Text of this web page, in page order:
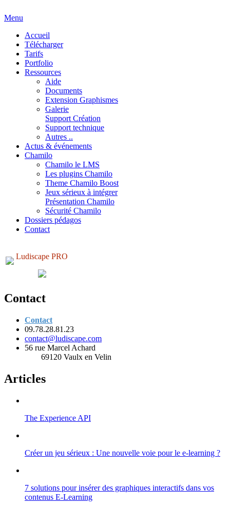
Menu
Accueil
Télécharger
Tarifs
Portfolio
Ressources
Aide
Documents
Extension Graphismes
Galerie
Support Création
Support technique
Autres ..
Actus & événements
Chamilo
Chamilo le LMS
Les plugins Chamilo
Theme Chamilo Boost
Jeux sérieux à intégrer
Présentation Chamilo
Sécurité Chamilo
Dossiers pédagos
Contact
Ludiscape PRO
Contact
Contact
09.78.28.81.23
contact@ludiscape.com
56 rue Marcel Achard
69120 Vaulx en Velin
Articles
The Experience API
Créer un jeu sérieux : Une nouvelle voie pour le e-learning ?
7 solutions pour insérer des graphiques interactifs dans vos
contenus E-Learning